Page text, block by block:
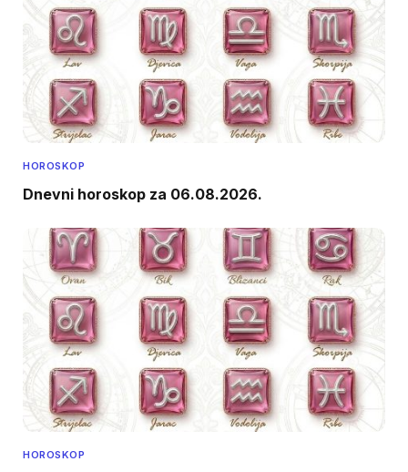
HOROSKOP
Dnevni horoskop za 06.08.2026.
HOROSKOP